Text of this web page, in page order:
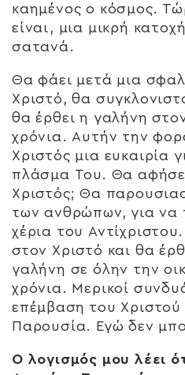
καημένος ο κόσμος.
είναι, μια μικρή
σατανά.
Θα φάει μετά μια
Χριστό, θα
θα έρθει η γαλήνη
χρόνια. Αυτήν την
Χριστός μια ευκαιρία
πλάσμα Του. Θα
Χριστός; Θα
των ανθρώπων, για να
χέρια του
στον Χριστό και θα
γαλήνη σε όλην την
χρόνια. Μερικοί
επέμβαση του
Παρουσία. Εγώ δεν
Ο λογισμός μου λέει